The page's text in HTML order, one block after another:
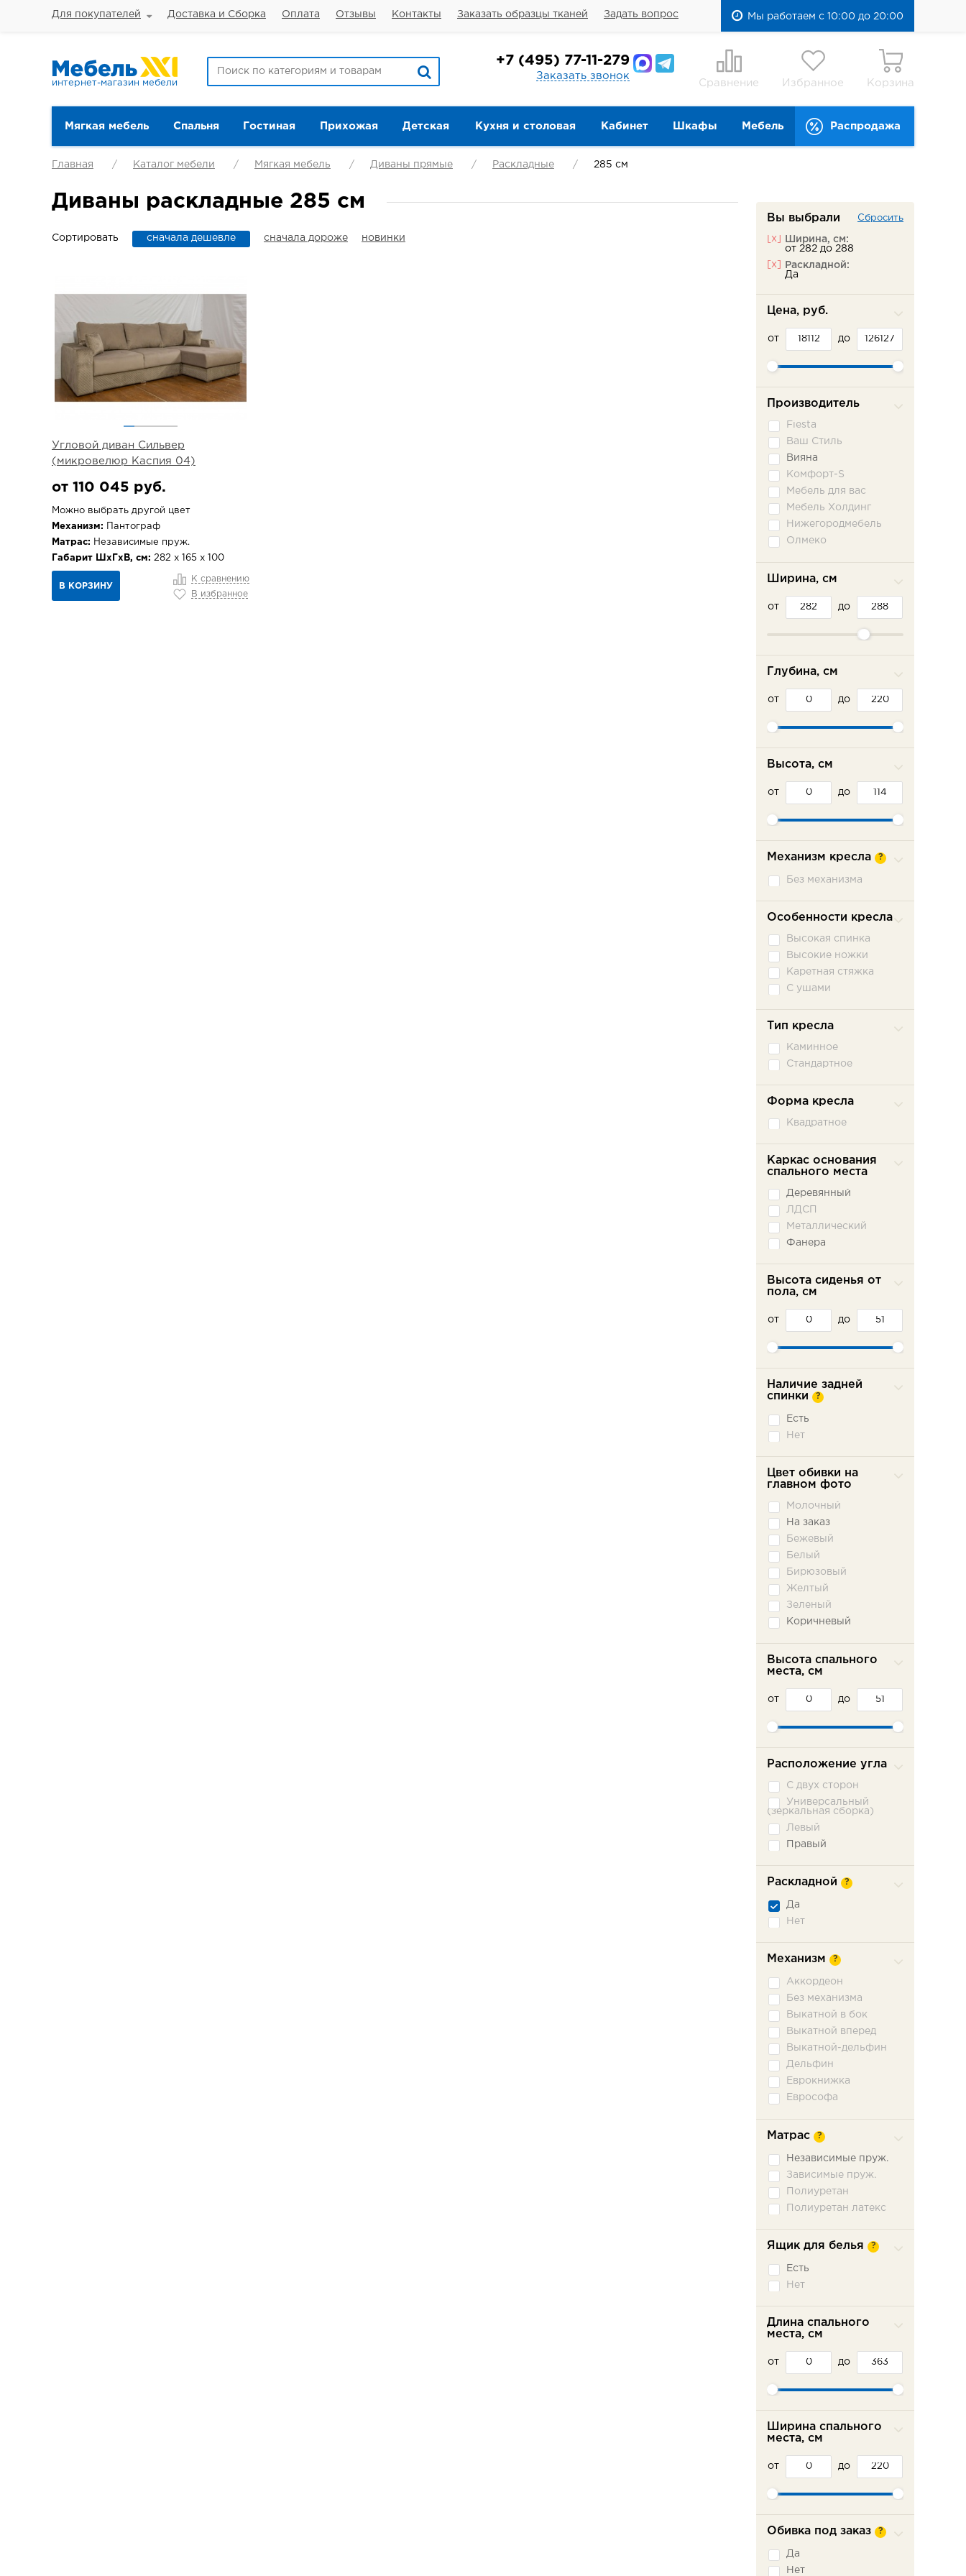
Для покупателей Доставка и Сборка Оплата Отзывы Контакты Заказать образцы тканей Задать вопрос Мы работаем с 10:00 до 20:00
интернет-магазин мебели
+7 (495) 77-11-279
Заказать звонок
Сравнение Избранное Корзина
Мягкая мебель Спальня Гостиная Прихожая Детская Кухня и столовая Кабинет Шкафы Мебель Распродажа
Главная Каталог мебели Мягкая мебель Диваны прямые Раскладные 285 см
Диваны раскладные 285 см
Сортировать сначала дешевле сначала дороже новинки
Угловой диван Сильвер
(микровелюр Каспия 04)
от 110 045 руб.
Можно выбрать другой цвет
Механизм: Пантограф
Матрас: Независимые пруж.
Габарит ШхГхВ, см: 282 х 165 х 100
В КОРЗИНУ
К сравнению
В избранное
Вы выбрали Сбросить
[x]
Ширина, см:
от 282 до 288
[x]
Раскладной:
Да
Цена, руб.
от до
Производитель
Fiesta
Ваш Стиль
Вияна
Комфорт-S
Мебель для вас
Мебель Холдинг
Нижегородмебель
Олмеко
Фламинго
Ширина, см
от до
Глубина, см
от до
Высота, см
от до
Механизм кресла ?
Без механизма
Особенности кресла
Высокая спинка
Высокие ножки
Каретная стяжка
С ушами
Тип кресла
Каминное
Стандартное
Форма кресла
Квадратное
Каркас основания
спального места
Деревянный
ЛДСП
Металлический
Фанера
Высота сиденья от
пола, см
от до
Наличие задней
спинки
?
Есть
Нет
Цвет обивки на
главном фото
Молочный
На заказ
Бежевый
Белый
Бирюзовый
Желтый
Зеленый
Коричневый
Розовый
Серый
Синий
Высота спального
места, см
от до
Расположение угла
С двух сторон
Универсальный
(зеркальная сборка)
Левый
Правый
Раскладной ?
Да
Нет
Механизм ?
Аккордеон
Без механизма
Выкатной в бок
Выкатной вперед
Выкатной-дельфин
Дельфин
Еврокнижка
Еврософа
Книжка откатная
Ножницы
Пантограф
Подъемное сидение
Сабля
еврокнижка
Французская
раскладушка
Матрас ?
Независимые пруж.
Зависимые пруж.
Полиуретан
Полиуретан латекс
Ящик для белья ?
Есть
Нет
Длина спального
места, см
от до
Ширина спального
места, см
от до
Обивка под заказ ?
Да
Нет